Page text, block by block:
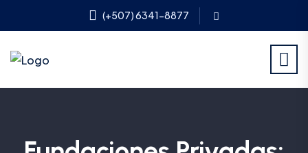
(+507) 6341-8877